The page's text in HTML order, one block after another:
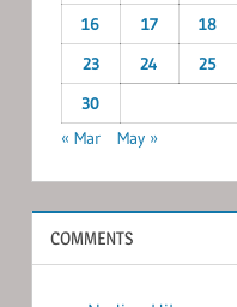
16
17 18
23
24 25
30
« Mar
May »
COMMENTS